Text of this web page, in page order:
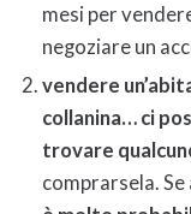
mesi per
negoziare un
vendere
collanina… ci
trovare
comprarsela.